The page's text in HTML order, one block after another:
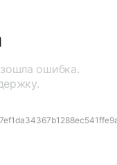
ошибка.